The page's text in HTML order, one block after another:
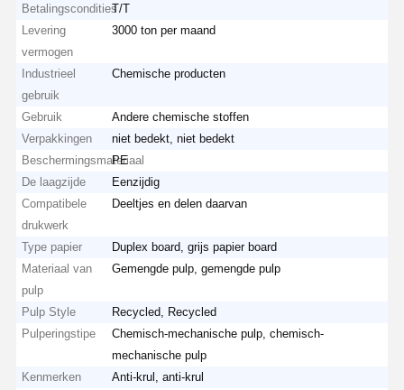
BetalingsconditiesT/T
Levering
vermogen
3000 ton per maand
Industrieel
gebruik
Chemische producten
Gebruik
Andere chemische stoffen
Verpakkingen
niet bedekt, niet bedekt
Beschermingsmateriaal
PE
De laagzijde
Eenzijdig
Compatibele
drukwerk
Deeltjes en delen daarvan
Type papier
Duplex board, grijs papier board
Materiaal van
pulp
Gemengde pulp, gemengde pulp
Pulp Style
Recycled, Recycled
Pulperingstipe
Chemisch-mechanische pulp, chemisch-
mechanische pulp
Kenmerken
Anti-krul, anti-krul